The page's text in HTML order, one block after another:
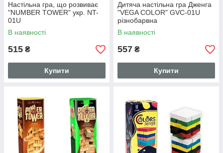
Настільна гра, що розвиває
"NUMBER TOWER" укр. NT-
01U
В наявності
515 ₴
Купити
Дитяча настільна гра Дженга
"VEGA COLOR" GVC-01U
різнобарвна
В наявності
557 ₴
Купити